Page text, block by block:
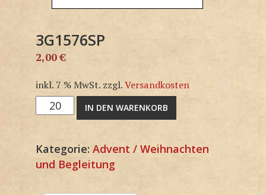
3G1576SP
2,00€
inkl. 7 % MwSt. zzgl.Versandkosten
3G1576SP
Menge
IN DEN WARENKORB
Kategorie: Advent / Weihnachten
und Begleitung